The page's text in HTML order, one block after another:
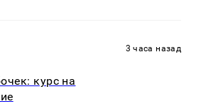
3 часа назад
курс на